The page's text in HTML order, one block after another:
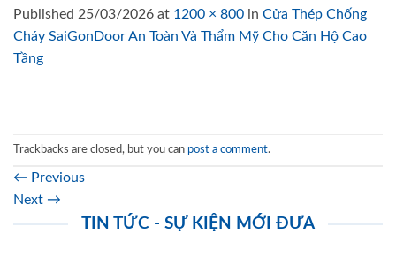
Published 25/03/2026 at 1200 × 800 in Cửa Thép Chống
Cháy SaiGonDoor An Toàn Và Thẩm Mỹ Cho Căn Hộ Cao
Tầng
Trackbacks are closed, but you can post a comment.
← Previous
Next →
TIN TỨC - SỰ KIỆN MỚI ĐƯA